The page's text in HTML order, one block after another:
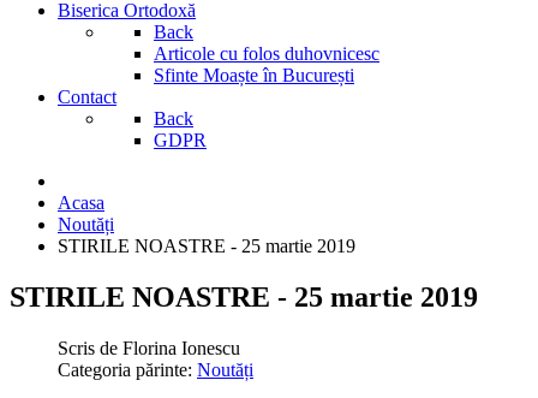
Biserica Ortodoxă
Back
Articole cu folos duhovnicesc
Sfinte Moaște în București
Contact
Back
GDPR
Acasa
Noutăți
STIRILE NOASTRE - 25 martie 2019
STIRILE NOASTRE - 25 martie 2019
Scris de Florina Ionescu
Categoria părinte: Noutăți